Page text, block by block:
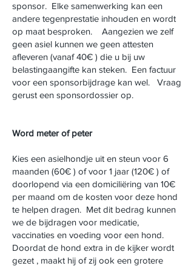
sponsor. Elke samenwerking kan een
andere tegenprestatie inhouden en wordt
op maat besproken. Aangezien we zelf
geen asiel kunnen we geen attesten
afleveren (vanaf 40€ ) die u bij uw
belastingaangifte kan steken. Een factuur
voor een sponsorbijdrage kan wel. Vraag
gerust een sponsordossier op.
Word meter of peter
Kies een asielhondje uit en steun voor 6
maanden (60€ ) of voor 1 jaar (120€ ) of
doorlopend via een domiciliëring van 10€
per maand om de kosten voor deze hond
te helpen dragen. Met dit bedrag kunnen
we de bijdragen voor medicatie,
vaccinaties en voeding voor een hond.
Doordat de hond extra in de kijker wordt
gezet , maakt hij of zij ook een grotere